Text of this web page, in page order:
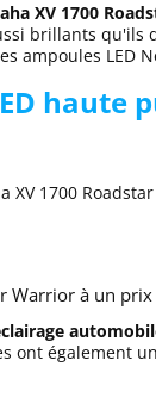
XV 1700
brillants
ampoules LED
haute
1700
Warrior à un prix
ont également